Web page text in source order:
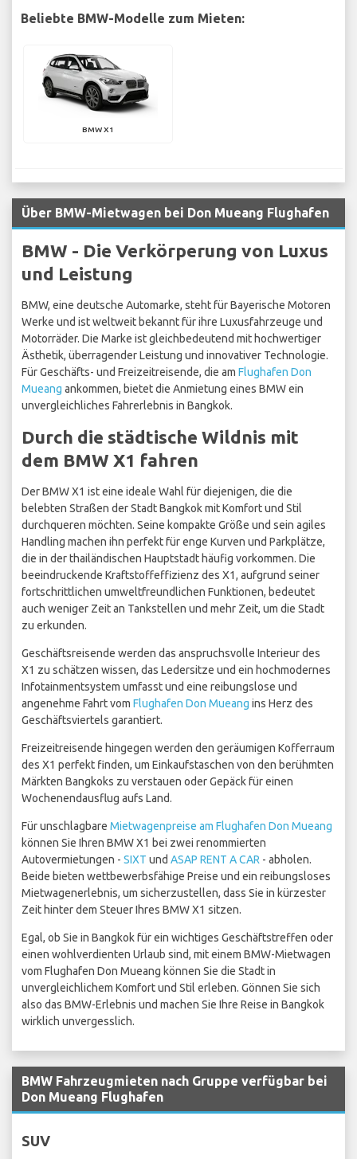
Beliebte BMW-Modelle zum Mieten:
BMW X1
Über BMW-Mietwagen bei Don Mueang Flughafen
BMW - Die Verkörperung von Luxus
und Leistung
BMW, eine deutsche Automarke, steht für Bayerische Motoren
Werke und ist weltweit bekannt für ihre Luxusfahrzeuge und
Motorräder. Die Marke ist gleichbedeutend mit hochwertiger
Ästhetik, überragender Leistung und innovativer Technologie.
Für Geschäfts- und Freizeitreisende, die am Flughafen Don
Mueang ankommen, bietet die Anmietung eines BMW ein
unvergleichliches Fahrerlebnis in Bangkok.
Durch die städtische Wildnis mit
dem BMW X1 fahren
Der BMW X1 ist eine ideale Wahl für diejenigen, die die
belebten Straßen der Stadt Bangkok mit Komfort und Stil
durchqueren möchten. Seine kompakte Größe und sein agiles
Handling machen ihn perfekt für enge Kurven und Parkplätze,
die in der thailändischen Hauptstadt häufig vorkommen. Die
beeindruckende Kraftstoffeffizienz des X1, aufgrund seiner
fortschrittlichen umweltfreundlichen Funktionen, bedeutet
auch weniger Zeit an Tankstellen und mehr Zeit, um die Stadt
zu erkunden.
Geschäftsreisende werden das anspruchsvolle Interieur des
X1 zu schätzen wissen, das Ledersitze und ein hochmodernes
Infotainmentsystem umfasst und eine reibungslose und
angenehme Fahrt vom Flughafen Don Mueang ins Herz des
Geschäftsviertels garantiert.
Freizeitreisende hingegen werden den geräumigen Kofferraum
des X1 perfekt finden, um Einkaufstaschen von den berühmten
Märkten Bangkoks zu verstauen oder Gepäck für einen
Wochenendausflug aufs Land.
Für unschlagbare Mietwagenpreise am Flughafen Don Mueang
können Sie Ihren BMW X1 bei zwei renommierten
Autovermietungen - SIXT und ASAP RENT A CAR - abholen.
Beide bieten wettbewerbsfähige Preise und ein reibungsloses
Mietwagenerlebnis, um sicherzustellen, dass Sie in kürzester
Zeit hinter dem Steuer Ihres BMW X1 sitzen.
Egal, ob Sie in Bangkok für ein wichtiges Geschäftstreffen oder
einen wohlverdienten Urlaub sind, mit einem BMW-Mietwagen
vom Flughafen Don Mueang können Sie die Stadt in
unvergleichlichem Komfort und Stil erleben. Gönnen Sie sich
also das BMW-Erlebnis und machen Sie Ihre Reise in Bangkok
wirklich unvergesslich.
BMW Fahrzeugmieten nach Gruppe verfügbar bei
Don Mueang Flughafen
SUV